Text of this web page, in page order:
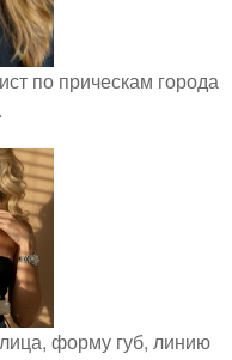
по прическам города
форму губ, линию